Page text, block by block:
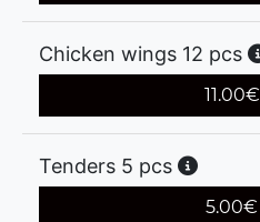
Chicken wings 12 pcs
11.00€
Tenders 5 pcs
5.00€